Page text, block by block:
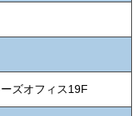
ズオフィス19F